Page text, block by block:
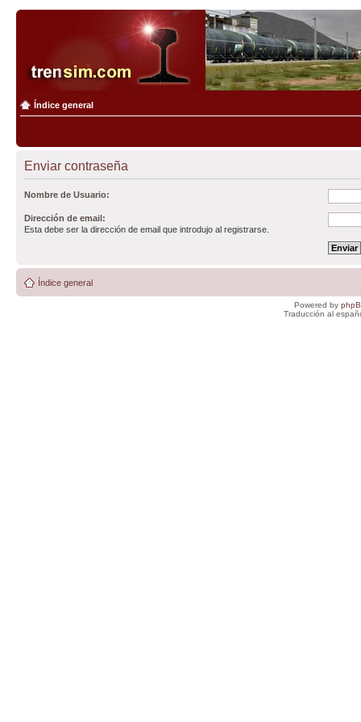
Índice general
Enviar contraseña
Nombre de Usuario:
Dirección de email:
Esta debe ser la dirección de email que introdujo al registrarse.
Índice general
Powered by
Traducción al